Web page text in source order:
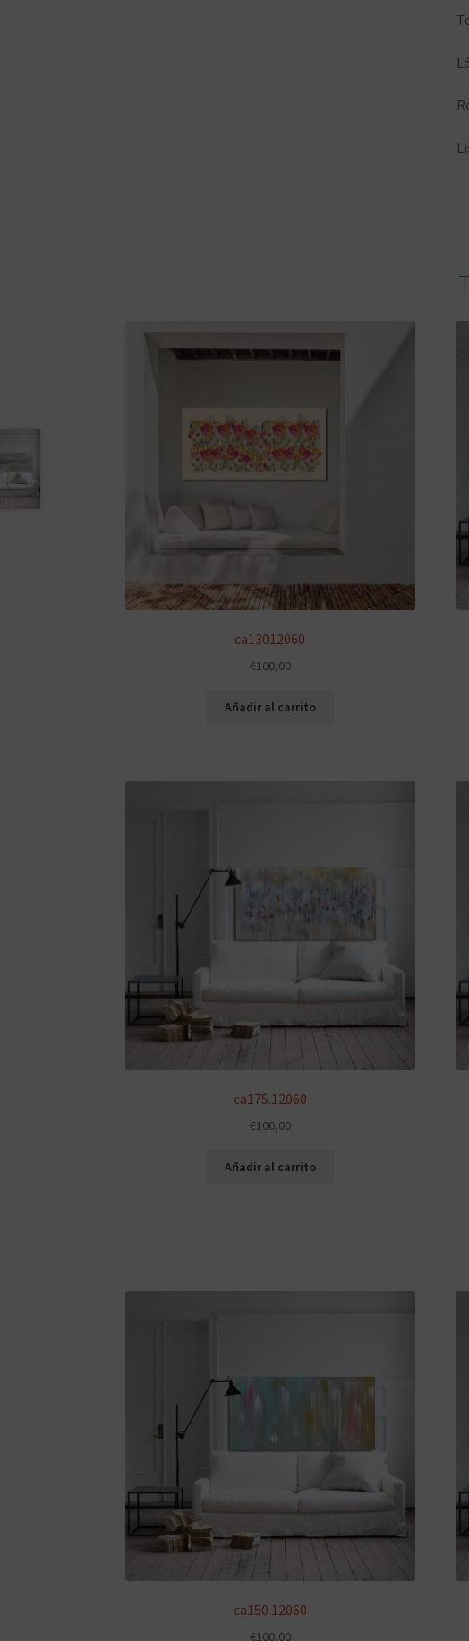
ca13012060
€100,00
Añadir al carrito
ca175.12060
€100,00
Añadir al carrito
ca150.12060
€100,00